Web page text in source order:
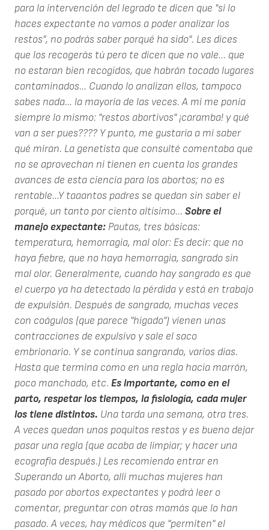
para la intervención del legrado te dicen que "si lo
haces expectante no vamos a poder analizar los
restos", no podrás saber porqué ha sido". Les dices
que los recogerás tú pero te dicen que no vale... que
no estaran bien recogidos, que habrán tocado lugares
contaminados... Cuando lo analizan ellos, tampoco
sabes nada... la mayoría de las veces. A mi me ponía
siempre lo mismo: "restos abortivos" ¡caramba! y qué
van a ser pues???? Y punto, me gustaría a mi saber
qué miran. La genetista que consulté comentaba que
no se aprovechan ni tienen en cuenta los grandes
avances de esta ciencia para los abortos; no es
rentable...Y taaantos padres se quedan sin saber el
porqué, un tanto por ciento altísimo... Sobre el
manejo expectante: Pautas, tres básicas:
temperatura, hemorragia, mal olor: Es decir: que no
haya fiebre, que no haya hemorragia, sangrado sin
mal olor. Generalmente, cuando hay sangrado es que
el cuerpo ya ha detectado la pérdida y está en trabajo
de expulsión. Después de sangrado, muchas veces
con coágulos (que parece "hígado") vienen unas
contracciones de expulsivo y sale el saco
embrionario. Y se continua sangrando, varios días.
Hasta que termina como en una regla hacia marrón,
poco manchado, etc. Es importante, como en el
parto, respetar los tiempos, la fisiología, cada mujer
los tiene distintos. Una tarda una semana, otra tres.
A veces quedan unos poquitos restos y es bueno dejar
pasar una regla (que acaba de limpiar; y hacer una
ecografía después.) Les recomiendo entrar en
Superando un Aborto, allí muchas mujeres han
pasado por abortos expectantes y podrá leer o
comentar, preguntar con otras mamás que lo han
pasado. A veces, hay médicos que "permiten" el